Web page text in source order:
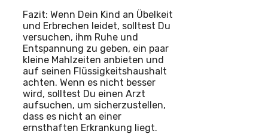
Fazit: Wenn Dein Kind an Übelkeit
und Erbrechen leidet, solltest Du
versuchen, ihm Ruhe und
Entspannung zu geben, ein paar
kleine Mahlzeiten anbieten und
auf seinen Flüssigkeitshaushalt
achten. Wenn es nicht besser
wird, solltest Du einen Arzt
aufsuchen, um sicherzustellen,
dass es nicht an einer
ernsthaften Erkrankung liegt.